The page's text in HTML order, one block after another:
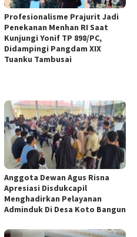
Profesionalisme Prajurit Jadi
Penekanan Menhan RI Saat
Kunjungi Yonif TP 898/PC,
Didampingi Pangdam XIX
Tuanku Tambusai
Anggota Dewan Agus Risna
Apresiasi Disdukcapil
Menghadirkan Pelayanan
Adminduk Di Desa Koto Bangun